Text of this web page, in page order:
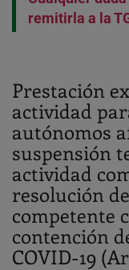
remitirla a la
Prestación
actividad
autónomos
suspensión
actividad
resolución
competente
contención
COVID-19